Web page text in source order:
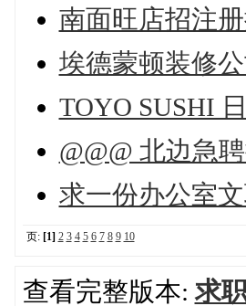
南面旺店招注
埃德蒙顿装修
TOYO SUSHI
@@@ 北边急
求一份办公室
页: [1] 2 3 4 5 6 7 8 9 10
查看完整版本:求